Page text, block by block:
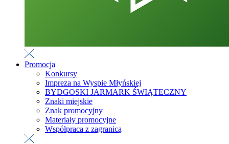
Promocja
Konkursy
Impreza na Wyspie Młyńskiej
BYDGOSKI JARMARK ŚWIĄTECZNY
Znaki miejskie
Znak promocyjny
Materiały promocyjne
Współpraca z zagranicą